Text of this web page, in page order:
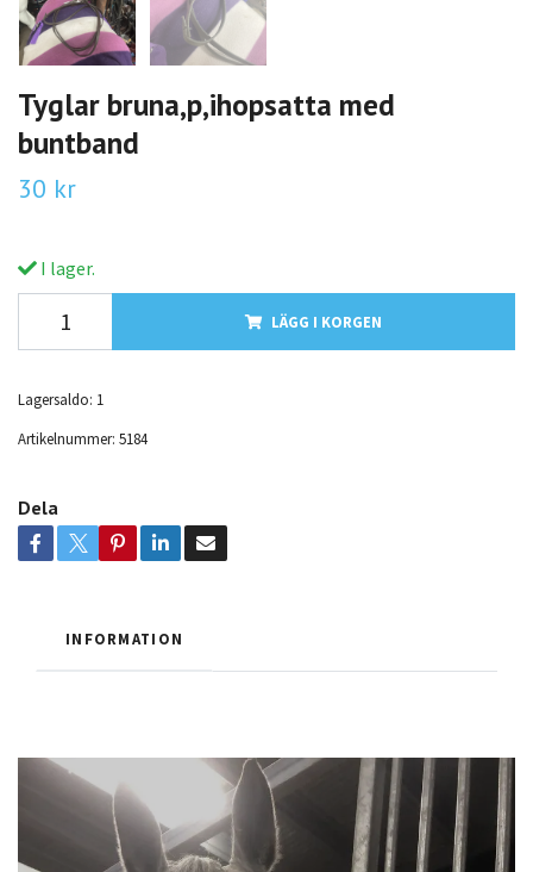
Tyglar bruna,p,ihopsatta med
buntband
30 kr
I lager.
LÄGG I KORGEN
Lagersaldo: 1
Artikelnummer: 5184
Dela
INFORMATION